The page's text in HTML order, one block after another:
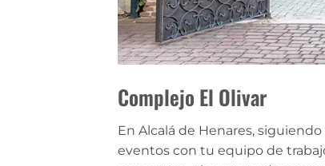
Complejo El Olivar
En Alcalá de Henares,
eventos con tu equipo de